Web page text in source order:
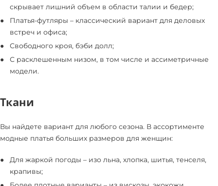
скрывает лишний объем в области талии и бедер;
Платья-футляры – классический вариант для деловых
встреч и офиса;
Свободного кроя, бэби долл;
С расклешенным низом, в том числе и ассиметричные
модели.
Ткани
Вы найдете вариант для любого сезона. В ассортименте
модные платья больших размеров для женщин:
Для жаркой погоды – изо льна, хлопка, шитья, тенселя,
крапивы;